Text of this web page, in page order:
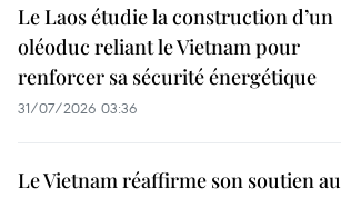
Le Laos étudie la construction d’un
oléoduc reliant le Vietnam pour
renforcer sa sécurité énergétique
31/07/2026 03:36
Le Vietnam réaffirme son soutien au